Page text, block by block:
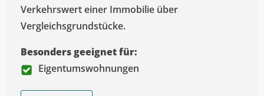
Verkehrswert einer Immobilie über
Vergleichsgrundstücke.
Besonders geeignet für:
Eigentumswohnungen